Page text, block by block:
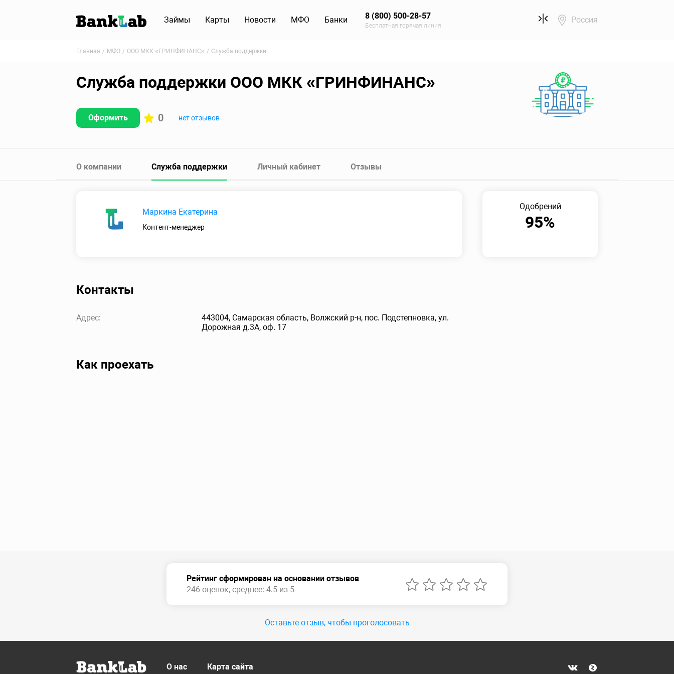
Займы Карты Новости МФО Банки 8 (800) 500-28-57
Бесплатная горячая линия
Россия
Главная МФО ООО МКК «ГРИНФИНАНС» Служба поддержки
Служба поддержки ООО МКК «ГРИНФИНАНС»
Оформить 0 нет отзывов
О компании Служба поддержки Личный кабинет Отзывы
Маркина Екатерина
Контент-менеджер
Одобрений
95%
Контакты
Адрес:
443004, Самарская область, Волжский р-н, пос. Подстепновка, ул.
Дорожная д.3А, оф. 17
Как проехать
Рейтинг сформирован на основании отзывов
246 оценок, среднее: 4.5 из 5
Оставьте отзыв, чтобы проголосовать
О нас Карта сайта